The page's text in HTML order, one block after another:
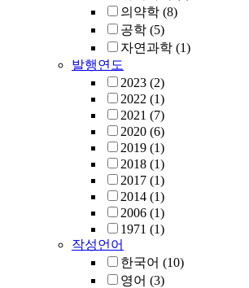
의약학 (8)
공학 (5)
자연과학 (1)
발행연도
2023 (2)
2022 (1)
2021 (7)
2020 (6)
2019 (1)
2018 (1)
2017 (1)
2014 (1)
2006 (1)
1971 (1)
작성언어
한국어 (10)
영어 (3)